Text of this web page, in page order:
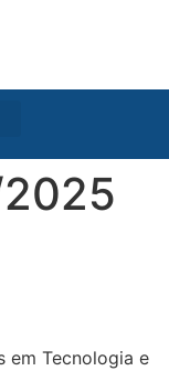
em Tecnologia e